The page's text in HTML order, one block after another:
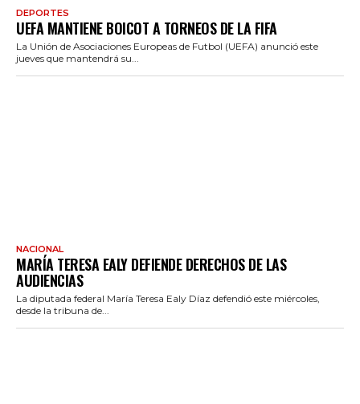
DEPORTES
UEFA MANTIENE BOICOT A TORNEOS DE LA FIFA
La Unión de Asociaciones Europeas de Futbol (UEFA) anunció este
jueves que mantendrá su...
NACIONAL
MARÍA TERESA EALY DEFIENDE DERECHOS DE LAS
AUDIENCIAS
La diputada federal María Teresa Ealy Díaz defendió este miércoles,
desde la tribuna de...